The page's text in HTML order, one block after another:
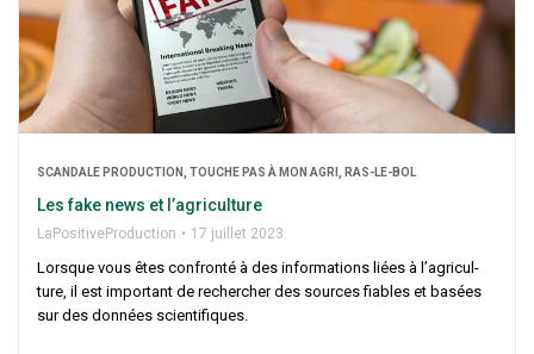
SCAN­DALE PRO­DUC­TION, TOUCHE PAS À MON AGRI, RAS-LE-BOL
Les fake news et l’agriculture
LaPo­si­ti­ve­Pro­duc­tion 17 juillet 2023
Lorsque vous êtes confron­té à des infor­ma­tions liées à l’a­gri­cul­
ture, il est impor­tant de recher­cher des sources fiables et basées
sur des don­nées scientifiques.